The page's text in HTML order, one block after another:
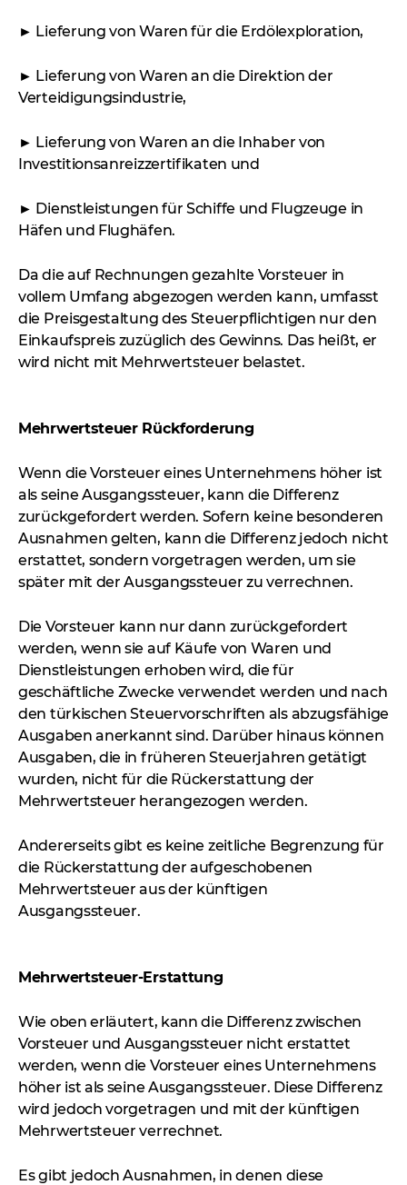
► Lieferung von Waren für die Erdölexploration,
► Lieferung von Waren an die Direktion der
Verteidigungsindustrie,
► Lieferung von Waren an die Inhaber von
Investitionsanreizzertifikaten und
► Dienstleistungen für Schiffe und Flugzeuge in
Häfen und Flughäfen.
Da die auf Rechnungen gezahlte Vorsteuer in
vollem Umfang abgezogen werden kann, umfasst
die Preisgestaltung des Steuerpflichtigen nur den
Einkaufspreis zuzüglich des Gewinns. Das heißt, er
wird nicht mit Mehrwertsteuer belastet.
Mehrwertsteuer Rückforderung
Wenn die Vorsteuer eines Unternehmens höher ist
als seine Ausgangssteuer, kann die Differenz
zurückgefordert werden. Sofern keine besonderen
Ausnahmen gelten, kann die Differenz jedoch nicht
erstattet, sondern vorgetragen werden, um sie
später mit der Ausgangssteuer zu verrechnen.
Die Vorsteuer kann nur dann zurückgefordert
werden, wenn sie auf Käufe von Waren und
Dienstleistungen erhoben wird, die für
geschäftliche Zwecke verwendet werden und nach
den türkischen Steuervorschriften als abzugsfähige
Ausgaben anerkannt sind. Darüber hinaus können
Ausgaben, die in früheren Steuerjahren getätigt
wurden, nicht für die Rückerstattung der
Mehrwertsteuer herangezogen werden.
Andererseits gibt es keine zeitliche Begrenzung für
die Rückerstattung der aufgeschobenen
Mehrwertsteuer aus der künftigen
Ausgangssteuer.
Mehrwertsteuer-Erstattung
Wie oben erläutert, kann die Differenz zwischen
Vorsteuer und Ausgangssteuer nicht erstattet
werden, wenn die Vorsteuer eines Unternehmens
höher ist als seine Ausgangssteuer. Diese Differenz
wird jedoch vorgetragen und mit der künftigen
Mehrwertsteuer verrechnet.
Es gibt jedoch Ausnahmen, in denen diese